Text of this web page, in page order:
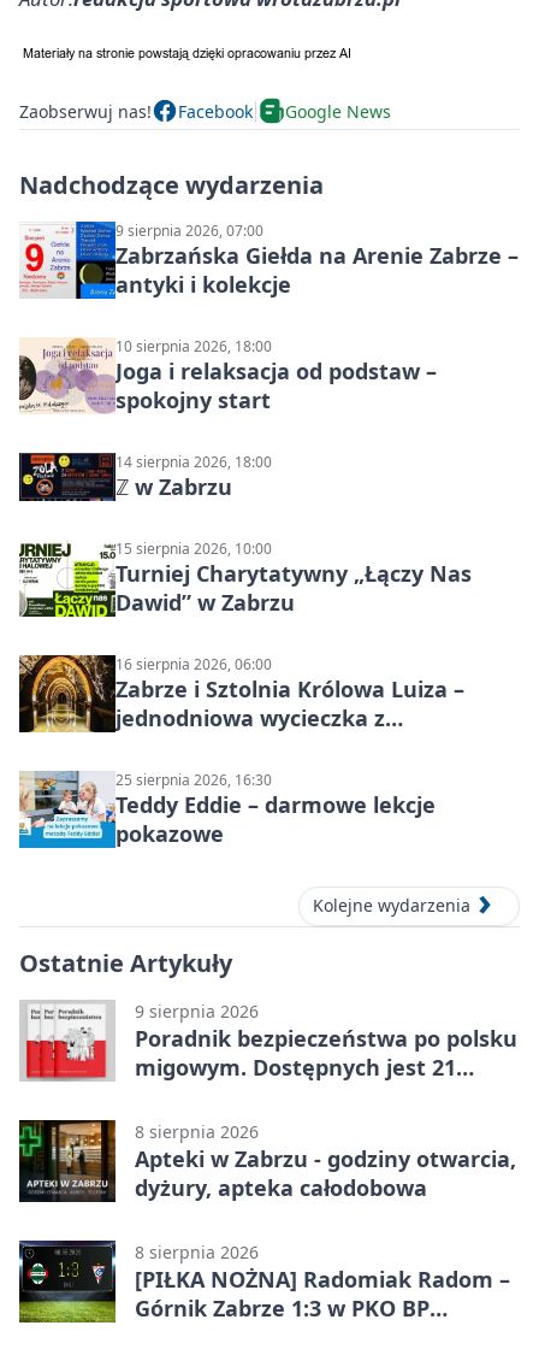
Zaobserwuj nas! Facebook Google News
Nadchodzące wydarzenia
9 sierpnia 2026, 07:00
Zabrzańska Giełda na Arenie Zabrze –
antyki i kolekcje
10 sierpnia 2026, 18:00
Joga i relaksacja od podstaw –
spokojny start
14 sierpnia 2026, 18:00
ℤ w Zabrzu
15 sierpnia 2026, 10:00
Turniej Charytatywny „Łączy Nas
Dawid” w Zabrzu
16 sierpnia 2026, 06:00
Zabrze i Sztolnia Królowa Luiza –
jednodniowa wycieczka z
miasta
25 sierpnia 2026, 16:30
Teddy Eddie – darmowe lekcje
pokazowe
Kolejne wydarzenia
Ostatnie Artykuły
9 sierpnia 2026
Poradnik bezpieczeństwa po polsku
migowym. Dostępnych jest 21
8 sierpnia 2026
Apteki w Zabrzu - godziny otwarcia,
dyżury, apteka całodobowa
8 sierpnia 2026
[PIŁKA NOŻNA] Radomiak Radom –
Górnik Zabrze 1:3 w PKO BP